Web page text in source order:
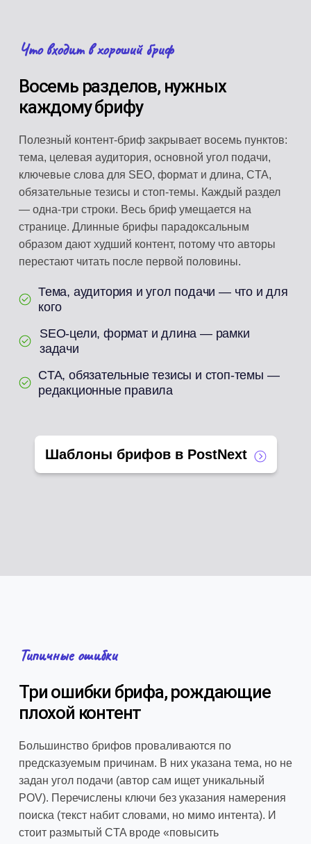
Что входит в хороший бриф
Восемь разделов, нужных
каждому брифу
Полезный контент-бриф закрывает восемь пунктов:
тема, целевая аудитория, основной угол подачи,
ключевые слова для SEO, формат и длина, CTA,
обязательные тезисы и стоп-темы. Каждый раздел
— одна-три строки. Весь бриф умещается на
странице. Длинные брифы парадоксальным
образом дают худший контент, потому что авторы
перестают читать после первой половины.
Тема, аудитория и угол подачи — что и для
кого
SEO-цели, формат и длина — рамки
задачи
CTA, обязательные тезисы и стоп-темы —
редакционные правила
Шаблоны брифов в PostNext
Типичные ошибки
Три ошибки брифа, рождающие
плохой контент
Большинство брифов проваливаются по
предсказуемым причинам. В них указана тема, но не
задан угол подачи (автор сам ищет уникальный
POV). Перечислены ключи без указания намерения
поиска (текст набит словами, но мимо интента). И
стоит размытый CTA вроде «повысить